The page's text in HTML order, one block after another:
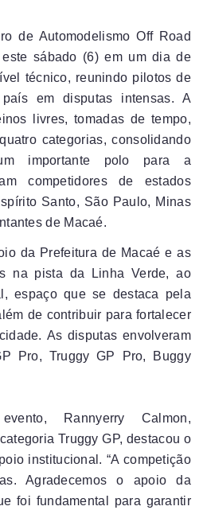
de Automodelismo Off Road
este sábado (6) em um dia de
técnico, reunindo pilotos de
em disputas intensas. A
livres, tomadas de tempo,
categorias, consolidando
importante polo para a
competidores de estados
Santo, São Paulo, Minas
de Macaé.
da Prefeitura de Macaé e as
na pista da Linha Verde, ao
espaço que se destaca pela
de contribuir para fortalecer
As disputas envolveram
Pro, Truggy GP Pro, Buggy
Rannyerry Calmon,
Truggy GP, destacou o
institucional. “A competição
Agradecemos o apoio da
foi fundamental para garantir